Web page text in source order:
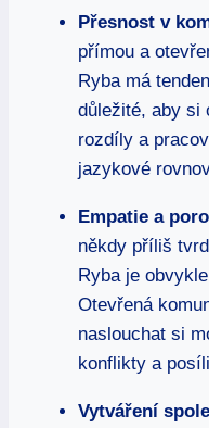
Přesnost v
přímou a
Ryba má
důležité, aby si
rozdíly a
jazykové
Empatie a
někdy příliš
Ryba je
Otevřená
naslouchat si
konflikty a
Vytváření